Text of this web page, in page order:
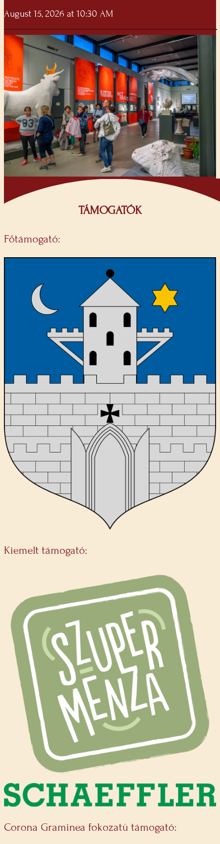
August 15, 2026 at 10:30 AM
TÁMOGATÓK
Főtámogató:
Kiemelt támogató:
Corona Graminea fokozatú támogató: